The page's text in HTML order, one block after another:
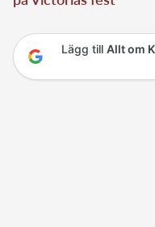
Lägg till Allt om